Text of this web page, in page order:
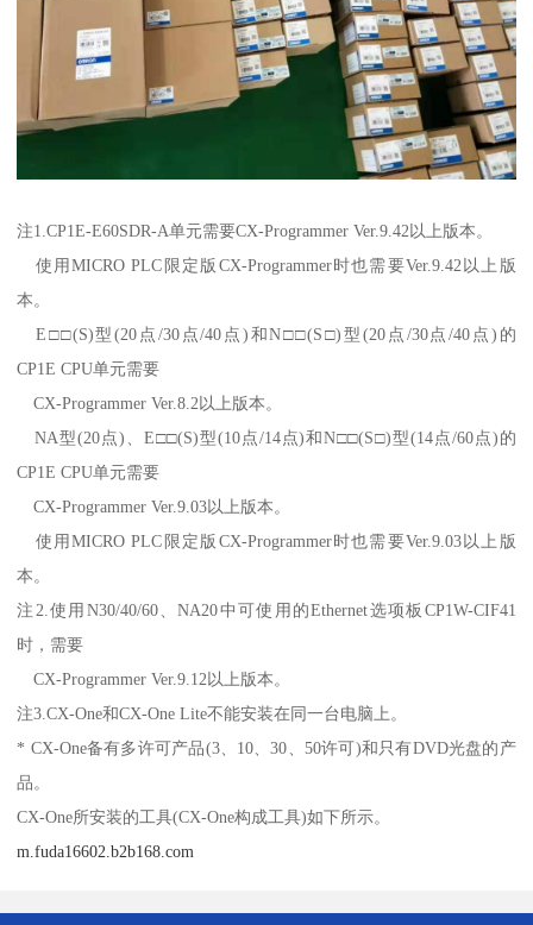
注1.CP1E-E60SDR-A单元需要CX-Programmer Ver.9.42以上版本。
使用MICRO PLC限定版CX-Programmer时也需要Ver.9.42以上版
本。
E□□(S)型(20点/30点/40点)和N□□(S□)型(20点/30点/40点)的
CP1E CPU单元需要
CX-Programmer Ver.8.2以上版本。
NA型(20点)、E□□(S)型(10点/14点)和N□□(S□)型(14点/60点)的
CP1E CPU单元需要
CX-Programmer Ver.9.03以上版本。
使用MICRO PLC限定版CX-Programmer时也需要Ver.9.03以上版
本。
注2.使用N30/40/60、NA20中可使用的Ethernet选项板CP1W-CIF41
时，需要
CX-Programmer Ver.9.12以上版本。
注3.CX-One和CX-One Lite不能安装在同一台电脑上。
* CX-One备有多许可产品(3、10、30、50许可)和只有DVD光盘的产
品。
CX-One所安装的工具(CX-One构成工具)如下所示。
m.fuda16602.b2b168.com